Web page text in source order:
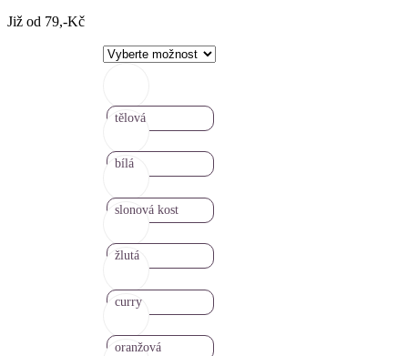
Již od 79,-Kč
tělová
bílá
slonová kost
žlutá
curry
oranžová